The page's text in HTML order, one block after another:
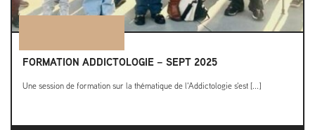
FORMATION ADDICTOLOGIE – SEPT 2025
Une session de formation sur la thématique de l'Addictologie s'est [...]